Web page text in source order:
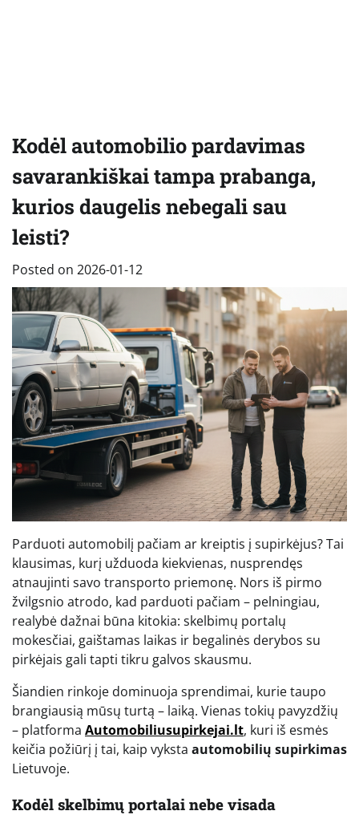
Kodėl automobilio pardavimas
savarankiškai tampa prabanga,
kurios daugelis nebegali sau
leisti?
Posted on 2026-01-12
Parduoti automobilį pačiam ar kreiptis į supirkėjus? Tai
klausimas, kurį užduoda kiekvienas, nusprendęs
atnaujinti savo transporto priemonę. Nors iš pirmo
žvilgsnio atrodo, kad parduoti pačiam – pelningiau,
realybė dažnai būna kitokia: skelbimų portalų
mokesčiai, gaištamas laikas ir begalinės derybos su
pirkėjais gali tapti tikru galvos skausmu.
Šiandien rinkoje dominuoja sprendimai, kurie taupo
brangiausią mūsų turtą – laiką. Vienas tokių pavyzdžių
– platforma Automobiliusupirkejai.lt, kuri iš esmės
keičia požiūrį į tai, kaip vyksta automobilių supirkimas
Lietuvoje.
Kodėl skelbimų portalai nebe visada